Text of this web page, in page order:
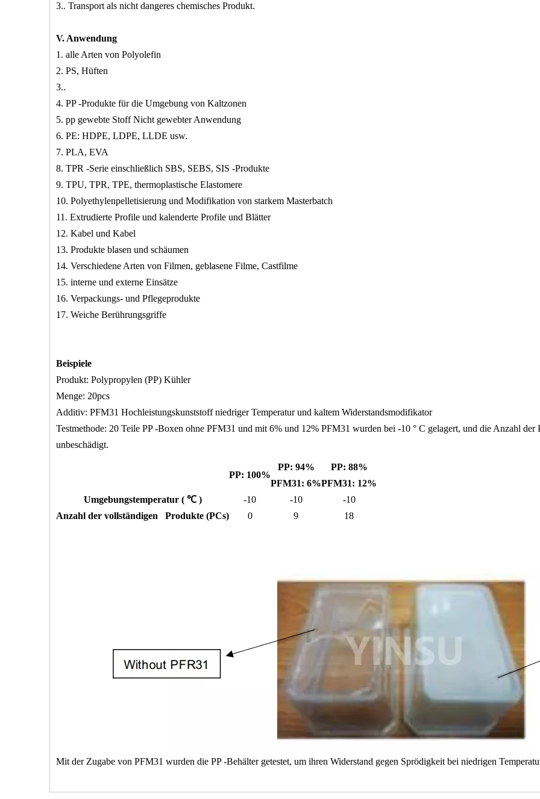
3.. Transport als nicht dangeres chemisches Produkt.
V. Anwendung
1. alle Arten von Polyolefin
2. PS, Hüften
3..
4. PP -Produkte für die Umgebung von Kaltzonen
5. pp gewebte Stoff Nicht gewebter Anwendung
6. PE: HDPE, LDPE, LLDE usw.
7. PLA, EVA
8. TPR -Serie einschließlich SBS, SEBS, SIS -Produkte
9. TPU, TPR, TPE, thermoplastische Elastomere
10. Polyethylenpelletisierung und Modifikation von starkem Masterbatch
11. Extrudierte Profile und kalenderte Profile und Blätter
12. Kabel und Kabel
13. Produkte blasen und schäumen
14. Verschiedene Arten von Filmen, geblasene Filme, Castfilme
15. interne und externe Einsätze
16. Verpackungs- und Pflegeprodukte
17. Weiche Berührungsgriffe
Beispiele
Produkt: Polypropylen (PP) Kühler
Menge: 20pcs
Additiv: PFM31 Hochleistungskunststoff niedriger Temperatur und kaltem Widerstandsmodifikator
Testmethode: 20 Teile PP -Boxen ohne PFM31 und mit 6% und 12% PFM31 wurden bei -10 ° C gelagert, und die Anzahl
unbeschädigt.
PP: 100%
PP: 94%
PFM31: 6%
PP: 88%
PFM31: 12%
Umgebungstemperatur ( ℃) -10 -10
-10
Anzahl der vollständigen Produkte (PCs) 0 9 18
Mit der Zugabe von PFM31 wurden die PP -Behälter getestet, um ihren Widerstand gegen Sprödigkeit bei niedrigen